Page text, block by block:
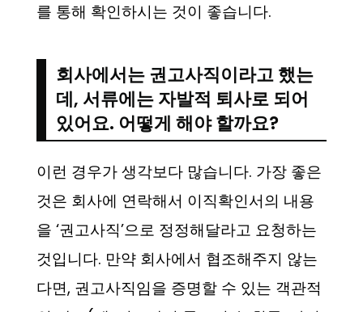
를 통해 확인하시는 것이 좋습니다.
회사에서는 권고사직이라고 했는
데, 서류에는 자발적 퇴사로 되어
있어요. 어떻게 해야 할까요?
이런 경우가 생각보다 많습니다. 가장 좋은
것은 회사에 연락해서 이직확인서의 내용
을 ‘권고사직’으로 정정해달라고 요청하는
것입니다. 만약 회사에서 협조해주지 않는
다면, 권고사직임을 증명할 수 있는 객관적